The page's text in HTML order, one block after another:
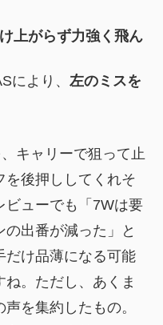
上がらず力強く飛ん
により、 左のミスを
キャリーで狙って止
後押ししてくれそ
ビューでも「7Wは要
出番が減った」と
だけ品薄になる可能
。ただし、あくま
を集約したもの。